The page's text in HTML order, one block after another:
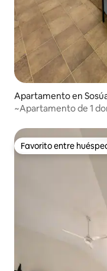
Apartamento en
~Apartamento de 1
Favorito entre
Favorito entre